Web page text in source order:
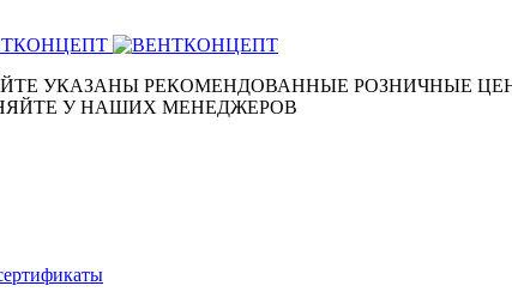
УКАЗАНЫ РЕКОМЕНДОВАННЫЕ РОЗНИЧНЫЕ
У НАШИХ МЕНЕДЖЕРОВ